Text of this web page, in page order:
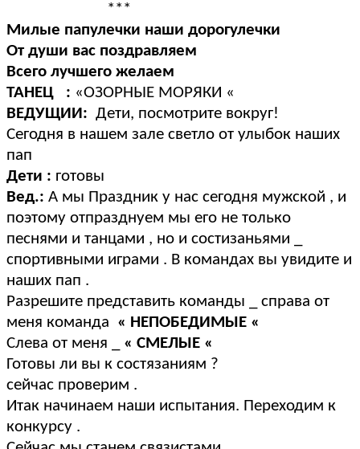
***
Милые папулечки наши дорогулечки
От души вас поздравляем
Всего лучшего желаем
ТАНЕЦ : «ОЗОРНЫЕ МОРЯКИ «
ВЕДУЩИИ: Дети, посмотрите вокруг!
Сегодня в нашем зале светло от улыбок наших
пап
Дети : готовы
Вед.: А мы Праздник у нас сегодня мужской , и
поэтому отпразднуем мы его не только
песнями и танцами , но и состизаньями _
спортивными играми . В командах вы увидите и
наших пап .
Разрешите представить команды _ справа от
меня команда « НЕПОБЕДИМЫЕ «
Слева от меня _ « СМЕЛЫЕ «
Готовы ли вы к состязаниям ?
сейчас проверим .
Итак начинаем наши испытания. Переходим к
конкурсу .